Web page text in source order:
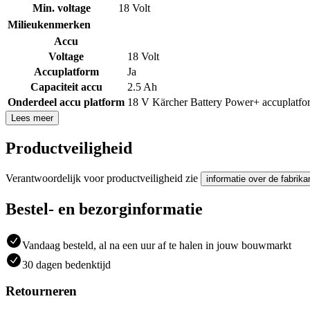
Min. voltage
18 Volt
Milieukenmerken
Accu
Voltage
18 Volt
Accuplatform
Ja
Capaciteit accu
2.5 Ah
Onderdeel accu platform 18 V Kärcher Battery Power+
Lees meer
Productveiligheid
Verantwoordelijk voor productveiligheid zie informatie over de
Bestel- en bezorginformatie
Vandaag besteld, al na een uur af te halen in jouw bouwmarkt
30 dagen bedenktijd
Retourneren